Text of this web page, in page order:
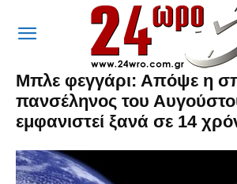
Μπλε φεγγάρι: Απόψε η
πανσέληνος του
εμφανιστεί ξανά σε 14